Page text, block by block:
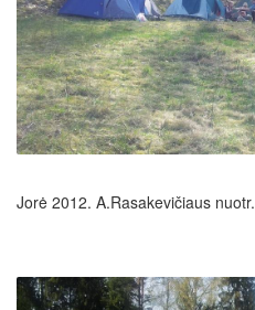
Jorė 2012. A.Rasakevičiaus nuotr.